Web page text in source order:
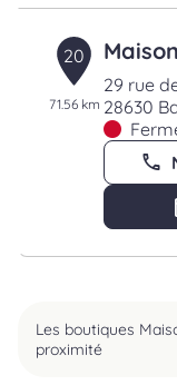
20
71.56 km
29 rue
28630
Les boutiques
proximité